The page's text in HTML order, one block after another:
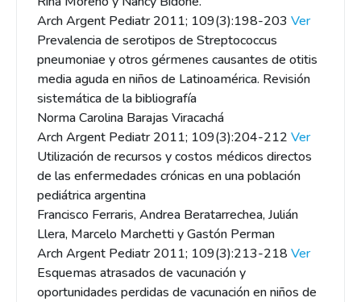
Arch Argent Pediatr 2011; 109(3):198-203 Ver
Prevalencia de serotipos de Streptococcus
pneumoniae y otros gérmenes causantes de otitis
media aguda en niños de Latinoamérica. Revisión
sistemática de la bibliografía
Norma Carolina Barajas Viracachá
Arch Argent Pediatr 2011; 109(3):204-212 Ver
Utilización de recursos y costos médicos directos
de las enfermedades crónicas en una población
pediátrica argentina
Francisco Ferraris, Andrea Beratarrechea, Julián
Llera, Marcelo Marchetti y Gastón Perman
Arch Argent Pediatr 2011; 109(3):213-218 Ver
Esquemas atrasados de vacunación y
oportunidades perdidas de vacunación en niños de